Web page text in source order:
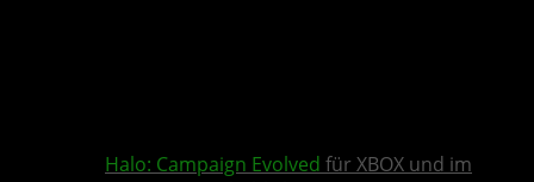
Halo: Campaign Evolved für XBOX und im